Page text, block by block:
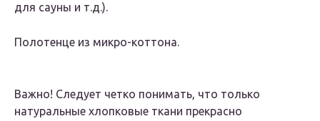
для сауны и т.д.).
Полотенце из микро-коттона.
Важно! Следует четко понимать, что только
натуральные хлопковые ткани прекрасно